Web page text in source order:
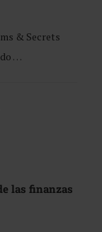
& Secrets
…
las finanzas